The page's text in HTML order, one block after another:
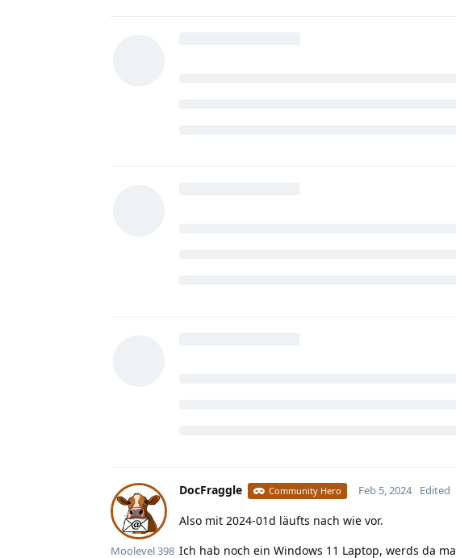
DocFraggle Community Hero
Moolevel398
Feb 5, 2024 Edited
Also mit 2024-01d läufts nach wie vor.
Ich hab noch ein Windows 11 Laptop, werds da